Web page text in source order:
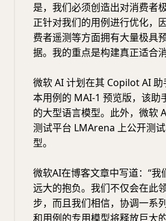
是，我们必须创造出对消费者
正针对我们的用例进行优化，
费者遥测等方面拥有大量极具
据。我的重点是构建真正适合
微软 AI 计划在其 Copilot AI
本用例的 MAI-1 预览版，该助
的大型语言模型。此外，微软
测试平台 LMArena 上公开测
型。
微软AI在博客文章中写道：“
远大的抱负。我们不仅会在此
步，而且我们相信，协调一系
和用例的专用模型将释放巨大